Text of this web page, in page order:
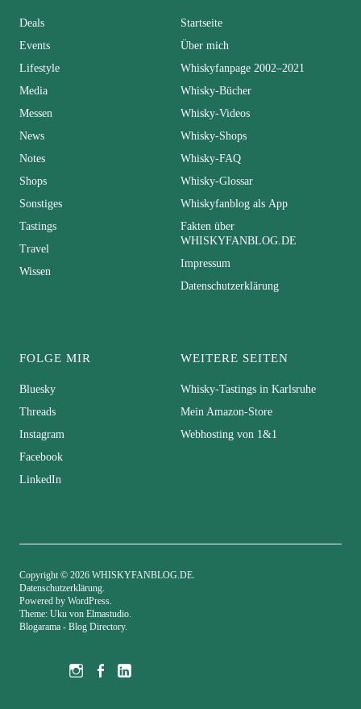
Deals
Events
Lifestyle
Media
Messen
News
Notes
Shops
Sonstiges
Tastings
Travel
Wissen
Startseite
Über mich
Whiskyfanpage 2002–2021
Whisky-Bücher
Whisky-Videos
Whisky-Shops
Whisky-FAQ
Whisky-Glossar
Whiskyfanblog als App
Fakten über
WHISKYFANBLOG.DE
Impressum
Datenschutzerklärung
FOLGE MIR
Bluesky
Threads
Instagram
Facebook
LinkedIn
WEITERE SEITEN
Whisky-Tastings in Karlsruhe
Mein Amazon-Store
Webhosting von 1&1
Copyright © 2026 WHISKYFANBLOG.DE
Datenschutzerklärung
Powered by WordPress
Theme: Uku von Elmastudio
Blogarama - Blog Directory